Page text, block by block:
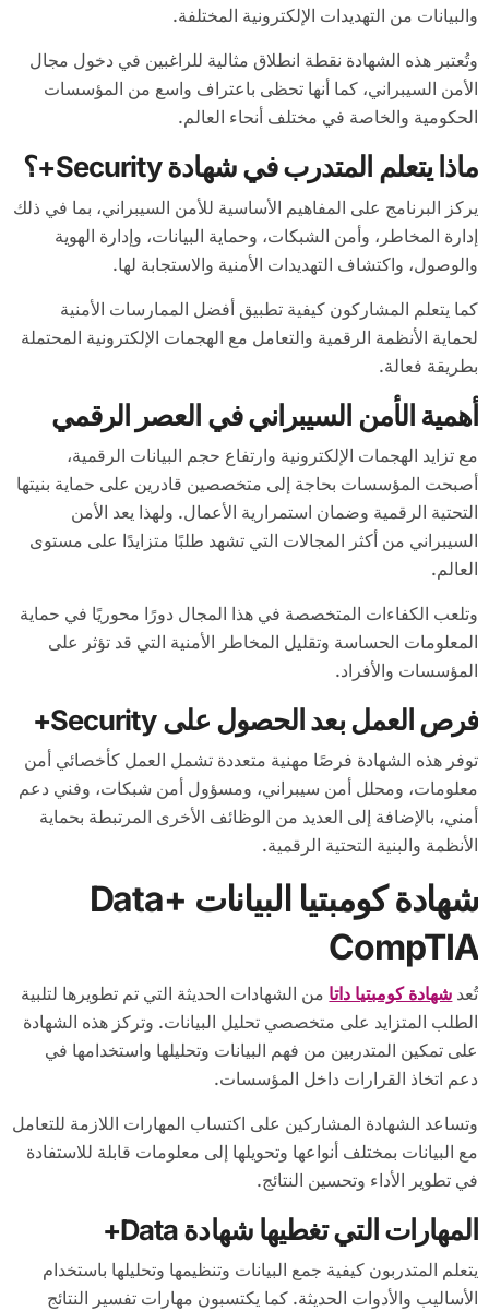
والبيانات من التهديدات الإلكترونية المختلفة.
وتُعتبر هذه الشهادة نقطة انطلاق مثالية للراغبين في دخول مجال
الأمن السيبراني، كما أنها تحظى باعتراف واسع من المؤسسات
الحكومية والخاصة في مختلف أنحاء العالم.
ماذا يتعلم المتدرب في شهادة Security+؟
يركز البرنامج على المفاهيم الأساسية للأمن السيبراني، بما في ذلك
إدارة المخاطر، وأمن الشبكات، وحماية البيانات، وإدارة الهوية
والوصول، واكتشاف التهديدات الأمنية والاستجابة لها.
كما يتعلم المشاركون كيفية تطبيق أفضل الممارسات الأمنية
لحماية الأنظمة الرقمية والتعامل مع الهجمات الإلكترونية المحتملة
بطريقة فعالة.
أهمية الأمن السيبراني في العصر الرقمي
مع تزايد الهجمات الإلكترونية وارتفاع حجم البيانات الرقمية،
أصبحت المؤسسات بحاجة إلى متخصصين قادرين على حماية بنيتها
التحتية الرقمية وضمان استمرارية الأعمال. ولهذا يعد الأمن
السيبراني من أكثر المجالات التي تشهد طلبًا متزايدًا على مستوى
العالم.
وتلعب الكفاءات المتخصصة في هذا المجال دورًا محوريًا في حماية
المعلومات الحساسة وتقليل المخاطر الأمنية التي قد تؤثر على
المؤسسات والأفراد.
فرص العمل بعد الحصول على Security+
توفر هذه الشهادة فرصًا مهنية متعددة تشمل العمل كأخصائي أمن
معلومات، ومحلل أمن سيبراني، ومسؤول أمن شبكات، وفني دعم
أمني، بالإضافة إلى العديد من الوظائف الأخرى المرتبطة بحماية
الأنظمة والبنية التحتية الرقمية.
شهادة كومبتيا البيانات Data+
CompTIA
تُعد شهادة كومبتيا داتا من الشهادات الحديثة التي تم تطويرها لتلبية
الطلب المتزايد على متخصصي تحليل البيانات. وتركز هذه الشهادة
على تمكين المتدربين من فهم البيانات وتحليلها واستخدامها في
دعم اتخاذ القرارات داخل المؤسسات.
وتساعد الشهادة المشاركين على اكتساب المهارات اللازمة للتعامل
مع البيانات بمختلف أنواعها وتحويلها إلى معلومات قابلة للاستفادة
في تطوير الأداء وتحسين النتائج.
المهارات التي تغطيها شهادة Data+
يتعلم المتدربون كيفية جمع البيانات وتنظيمها وتحليلها باستخدام
الأساليب والأدوات الحديثة. كما يكتسبون مهارات تفسير النتائج